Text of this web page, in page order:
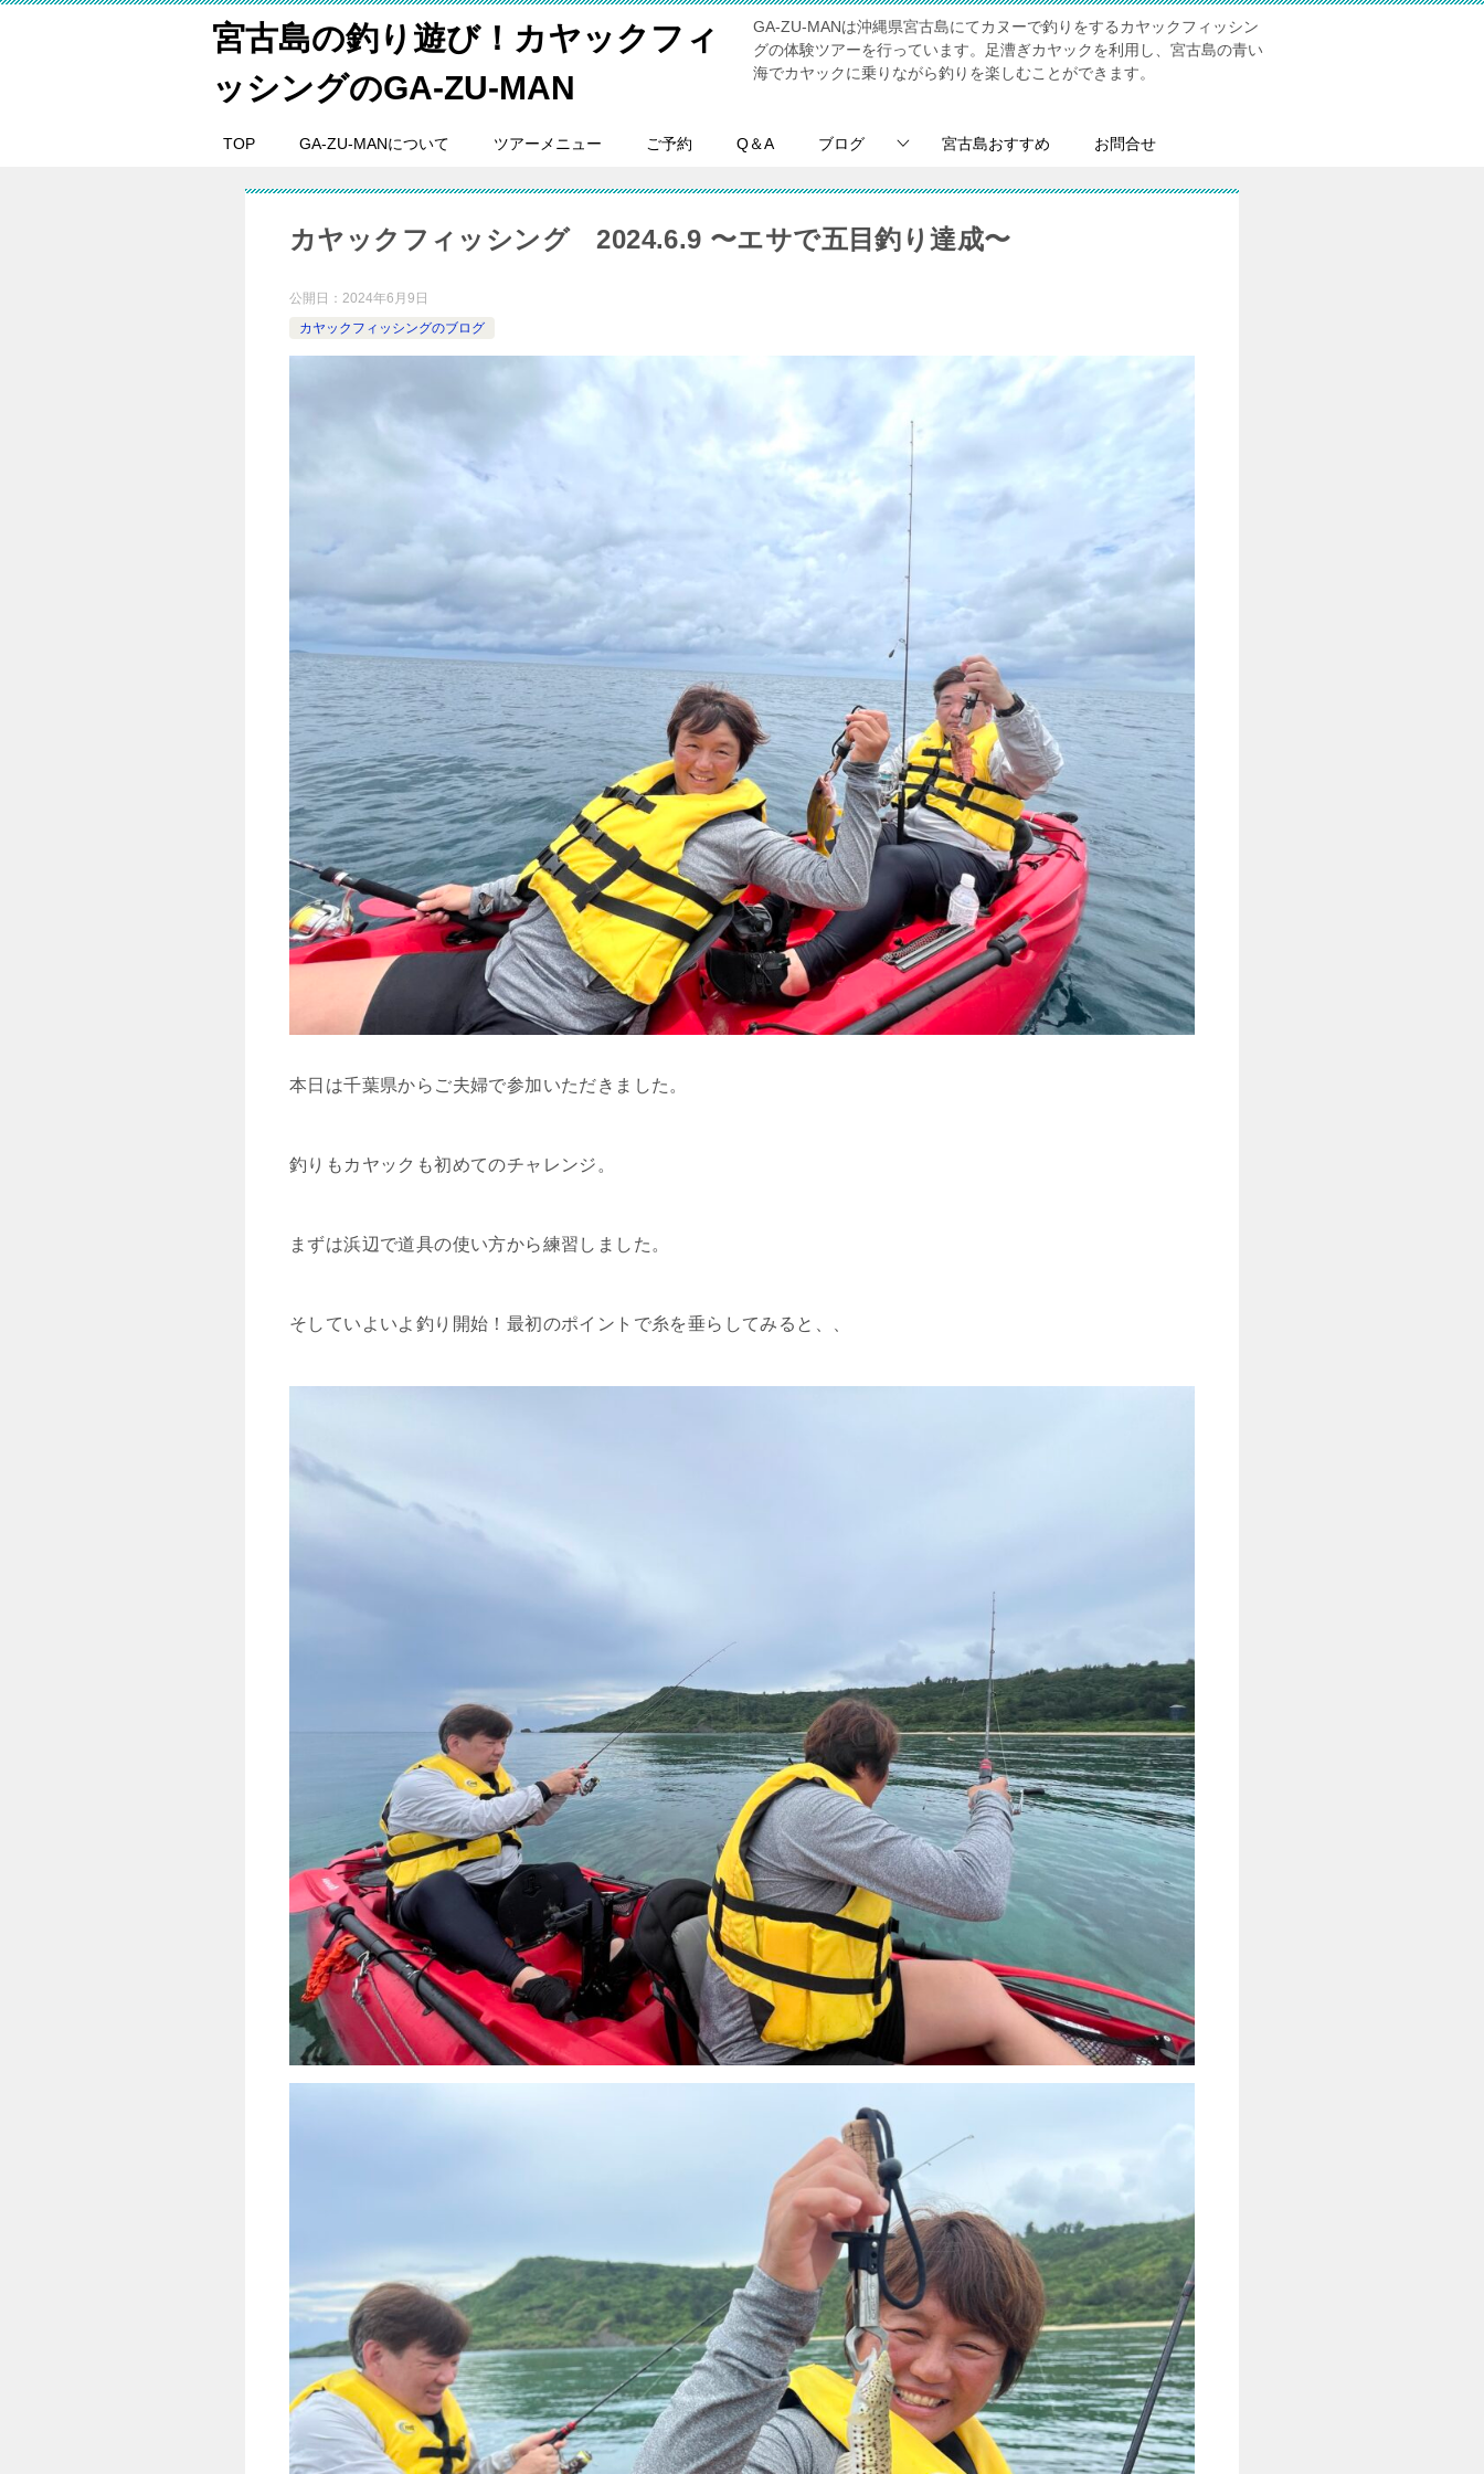
宮古島の釣り遊び！カヤックフィ
ッシングのGA-ZU-MAN
GA-ZU-MANは沖縄県宮古島にてカヌーで釣りをするカヤックフィッシン
グの体験ツアーを行っています。足漕ぎカヤックを利用し、宮古島の青い
海でカヤックに乗りながら釣りを楽しむことができます。
TOP GA-ZU-MANについて ツアーメニュー ご予約 Q＆A ブログ 宮古島おすすめ お問合せ
カヤックフィッシング 2024.6.9 〜エサで五目釣り達成〜
公開日： 2024年6月9日
カヤックフィッシングのブログ
本日は千葉県からご夫婦で参加いただきました。
釣りもカヤックも初めてのチャレンジ。
まずは浜辺で道具の使い方から練習しました。
そしていよいよ釣り開始！最初のポイントで糸を垂らしてみると、、